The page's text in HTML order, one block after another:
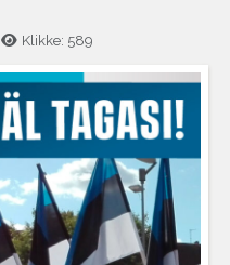
Klikke: 589